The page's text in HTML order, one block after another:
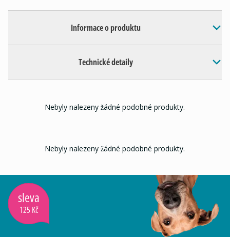
Informace o produktu
Technické detaily
Nebyly nalezeny žádné podobné produkty.
Nebyly nalezeny žádné podobné produkty.
sleva
125 Kč